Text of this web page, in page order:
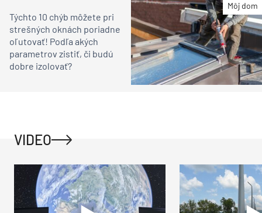
Môj dom
Týchto 10 chýb môžete pri
strešných oknách poriadne
oľutovať! Podľa akých
parametrov zistiť, či budú
dobre izolovať?
VIDEO